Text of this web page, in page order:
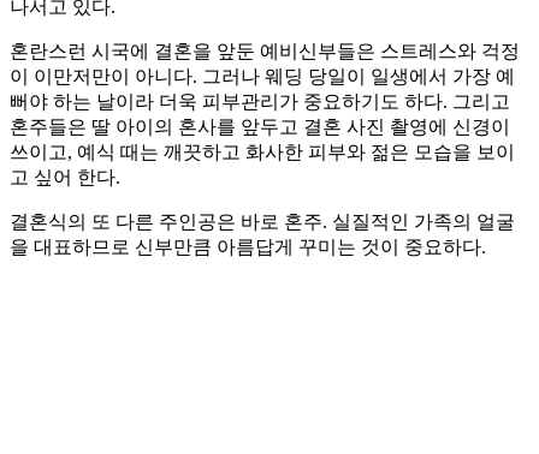
나서고 있다.
혼란스런 시국에 결혼을 앞둔 예비신부들은 스트레스와 걱정
이 이만저만이 아니다. 그러나 웨딩 당일이 일생에서 가장 예
뻐야 하는 날이라 더욱 피부관리가 중요하기도 하다. 그리고
혼주들은 딸 아이의 혼사를 앞두고 결혼 사진 촬영에 신경이
쓰이고, 예식 때는 깨끗하고 화사한 피부와 젊은 모습을 보이
고 싶어 한다.
결혼식의 또 다른 주인공은 바로 혼주. 실질적인 가족의 얼굴
을 대표하므로 신부만큼 아름답게 꾸미는 것이 중요하다.